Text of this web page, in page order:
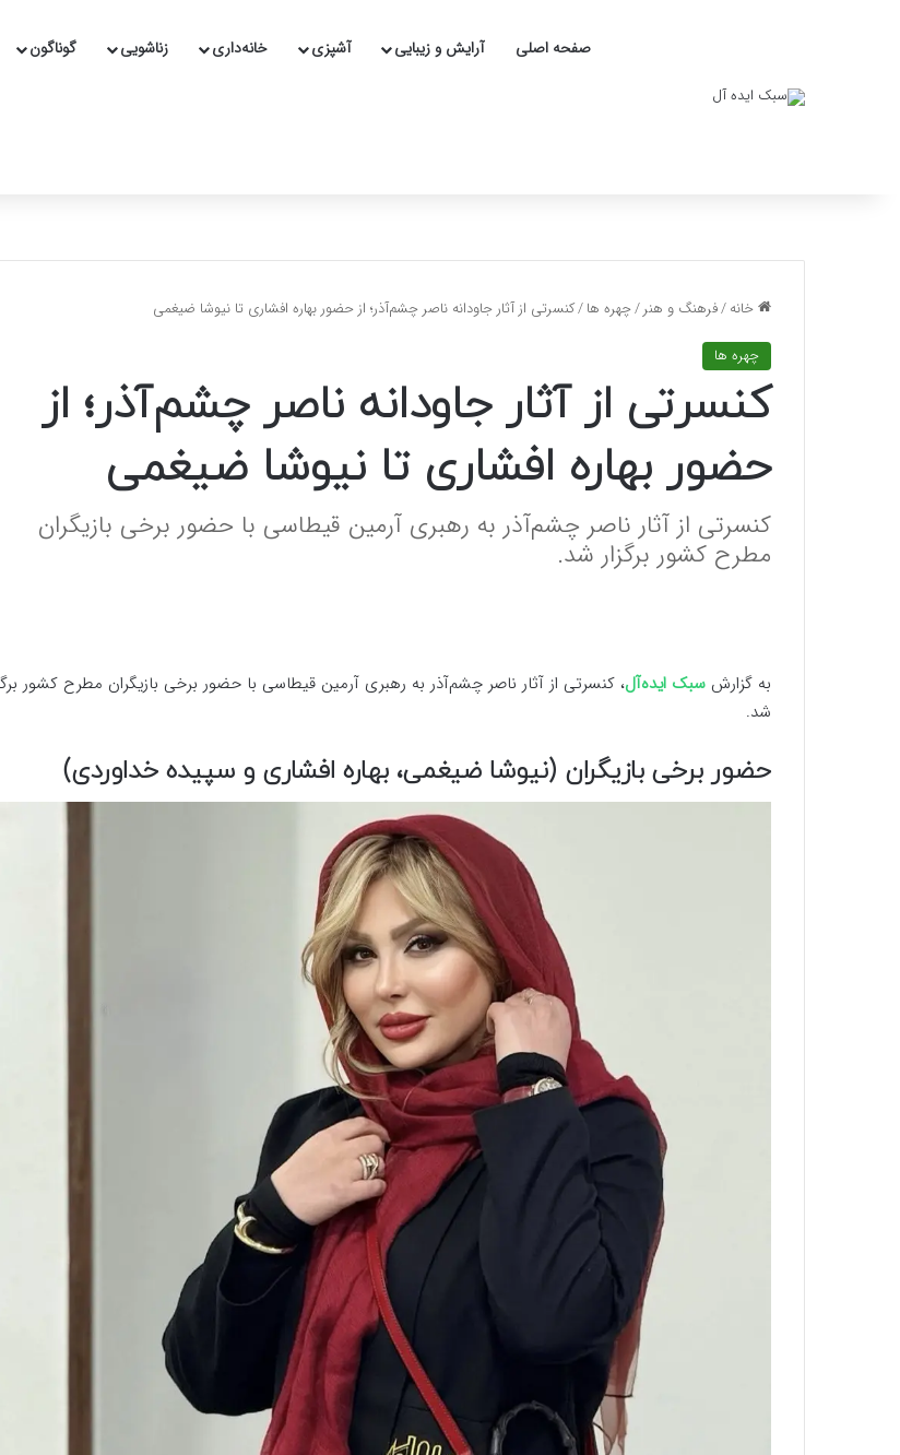
صفحه اصلی آرایش و زیبایی آشپزی خانه‌داری زناشویی گوناگون
خانه/فرهنگ و هنر/چهره ها/کنسرتی از آثار جاودانه ناصر چشم‌آذر؛ از حضور بهاره افشاری تا نیوشا ضیغمی
چهره ها
کنسرتی از آثار جاودانه ناصر چشم‌آذر؛ از
حضور بهاره افشاری تا نیوشا ضیغمی
کنسرتی از آثار ناصر چشم‌آذر به رهبری آرمین قیطاسی با حضور برخی بازیگران
مطرح کشور برگزار شد.
به گزارش سبک ایده‌آل، کنسرتی از آثار ناصر چشم‌آذر به رهبری آرمین قیطاسی با حضور برخی بازیگران مطرح کشور
شد.
حضور برخی بازیگران (نیوشا ضیغمی، بهاره افشاری و سپیده خداوردی)​